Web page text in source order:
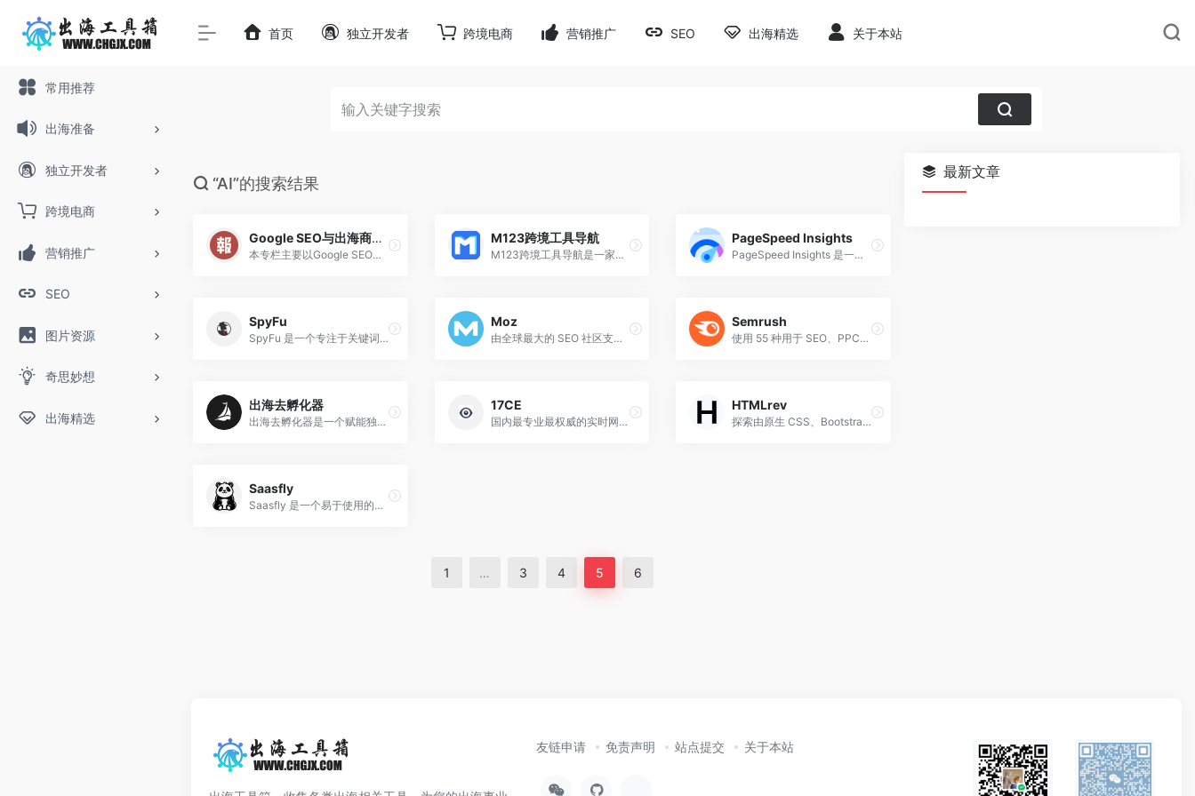
常用推荐
出海准备
独立开发者
跨境电商
营销推广
SEO
图片资源
奇思妙想
出海精选
首页 独立开发者 跨境电商 营销推广 SEO 出海精选 关于本站
“AI”的搜索结果
Google SEO与出海商业实战SOP
本专栏主要以Google SEO这一块为基础，结合出海商业实战，完成商业变现。
M123跨境工具导航
M123跨境工具导航是一家专业的全球跨境导航网站，旨在为出海品牌、跨境电商从业者、独立站店主和电商运营人员提供全面、专业的网址导航和产品目录服务。我们提供亚马逊、eBay、wish、速卖通、独立站等跨境卖家常用网址目录和卖家导航，以及自主创新的跨境电商在线工具和AI工具，让用户轻松找到最佳产品并提高跨境电商业务工作效率。作为品牌出海的导航网站，我们致力于为跨境业务赋能。
PageSpeed Insights
PageSpeed Insights 是一个功能强大的网页性能分析工具，提供广泛的性能分析和优化建议，帮助用户提升网页的加载速度和用户体验。
SpyFu
SpyFu 是一个专注于关键词研究和竞争分析的在线工具集，主要用于搜索引擎优化（SEO）和付费搜索广告（PPC）。
Moz
由全球最大的 SEO 社区支持，Moz 开发的工具使 SEO、内容营销、市场研究、数字公关和本地 SEO 变得轻松。今天就开始您的 30 天免费试用吧！
Semrush
使用 55 种用于 SEO、PPC、内容、社交媒体、竞争研究等的工具，让您的业务在网上可见。
出海去孵化器
出海去孵化器是一个赋能独立创客、一人公司和小微团队的新型社区孵化器，助您实现全球淘金的目标。与超过 4000 位独立开发者们一起出海淘金，加入我们参与孵化出海项目 | 旁听出海经验 | 寻找出海伙伴
17CE
国内最专业最权威的实时网站测速、服务器监控、网络监控、IDC质量评测、PING,DNS,HTTP,CDN测试网站速度监控，遍及国内各省和国外的监测点，包括电信、网通、联通、移动、长城宽带、教育网等线路，测试网站在全国各地和海外的打开速度，全面的报表功能、对比功能、地图展示、柱型图展示等专业测速网站
HTMLrev
探索由原生 CSS、Bootstrap、Tailwind、React、Vue、Next.js、Nuxt、Svelte、Gatsby、Laravel、Astro 等构建的免费 HTML 网站模板。
Saasfly
Saasfly 是一个易于使用的企业级 Next.js 样板，提供了快速、轻松构建 SaaS 应用的完整开源解决方案。
1 … 3 4 5 6
最新文章
友链申请 免责声明 站点提交 关于本站